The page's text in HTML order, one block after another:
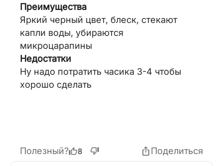
знатно конечно. Буду делать такое
раз в 3-4 месяца. И особенно перед
зимой.
Преимущества
Яркий черный цвет, блеск, стекают
капли воды, убираются
микроцарапины
Недостатки
Ну надо потратить часика 3-4 чтобы
хорошо сделать
Полезный? 8 Поделиться